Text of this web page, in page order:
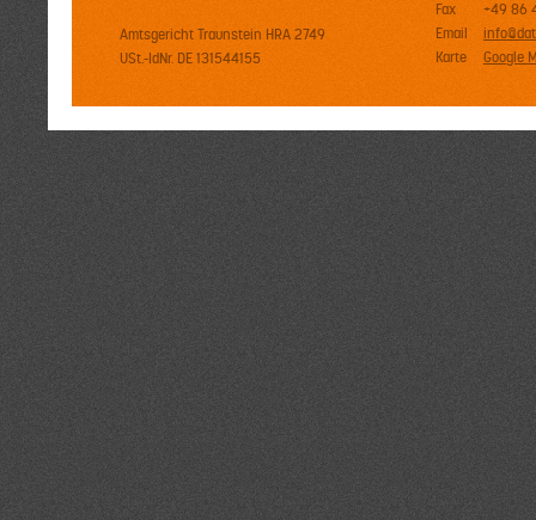
Amtsgericht Traunstein HRA 2749
USt.-IdNr. DE 131544155
Fax
+49 86
Email
Karte
Google